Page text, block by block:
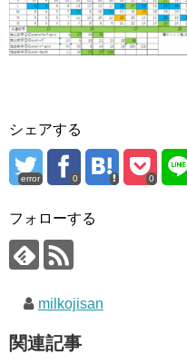
シェアする
error 0 0
フォローする
milkojisan
関連記事